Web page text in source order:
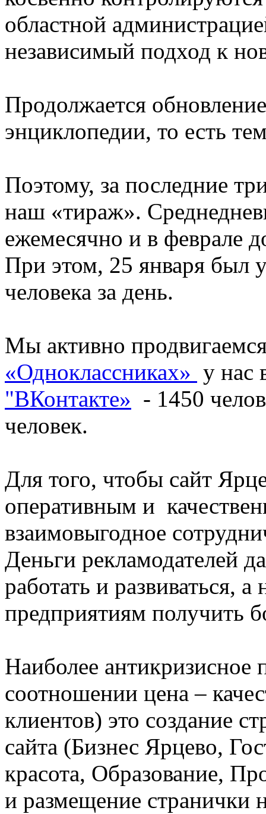
областной
независимый подход к
Продолжается
энциклопедии, то есть
Поэтому, за последние
наш «тираж».
ежемесячно и в феврале
При этом, 25 января был
человека за день.
Мы активно
«Одноклассниках» у нас
"ВКонтакте» - 1450
человек.
Для того, чтобы сайт
оперативным и
взаимовыгодное
Деньги рекламодателей
работать и развиваться,
предприятиям получить
Наиболее антикризисное
соотношении цена –
клиентов) это создание
сайта (Бизнес Ярцево,
красота, Образование,
и размещение странички